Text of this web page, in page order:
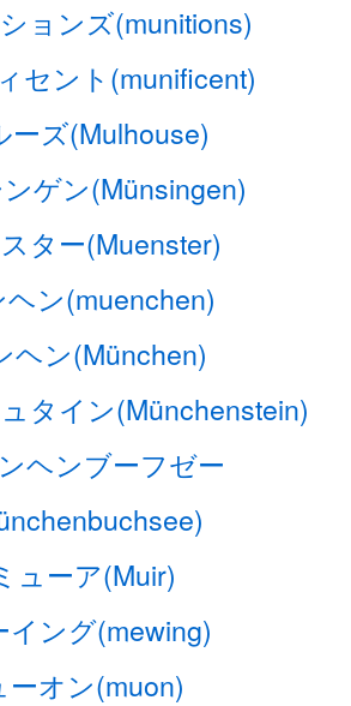
ョンズ(munitions)
セント(munificent)
ーズ(Mulhouse)
ゲン(Münsingen)
ター(Muenster)
ヘン(muenchen)
ヘン(München)
タイン(Münchenstein)
ヘンブーフゼー
ューア(Muir)
イング(mewing)
ーオン(muon)